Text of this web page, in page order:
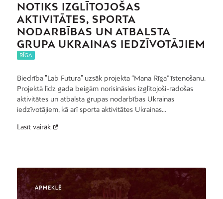
NOTIKS IZGLĪTOJOŠAS
AKTIVITĀTES, SPORTA
NODARBĪBAS UN ATBALSTA
GRUPA UKRAINAS IEDZĪVOTĀJIEM
RĪGA
Biedrība "Lab Futura" uzsāk projekta “Mana Rīga” īstenošanu.
Projektā līdz gada beigām norisināsies izglītojoši-radošas
aktivitātes un atbalsta grupas nodarbības Ukrainas
iedzīvotājiem, kā arī sporta aktivitātes Ukrainas…
Lasīt vairāk